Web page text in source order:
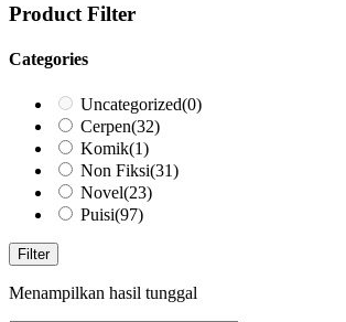
Product Filter
Categories
Uncategorized(0)
Cerpen(32)
Komik(1)
Non Fiksi(31)
Novel(23)
Puisi(97)
Filter
Menampilkan hasil tunggal